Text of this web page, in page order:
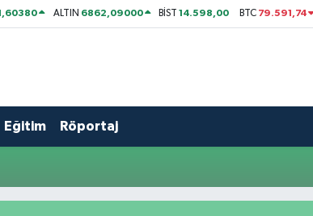
ALTIN 6862,09000 BİST14.598,00 BTC 79.591,74
Eğitim Röportaj